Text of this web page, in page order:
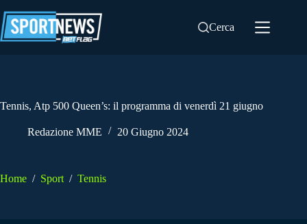
al
contenuto
Cerca
Tennis, Atp 500 Queen’s: il programma di venerdì 21 giugno
Redazione MME 20 Giugno 2024
Home / Sport / Tennis